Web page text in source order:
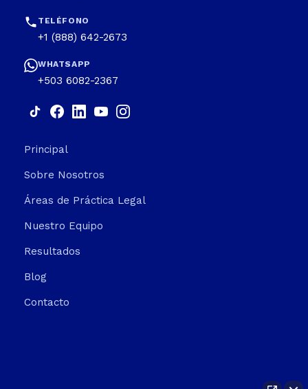
TELÉFONO
+1 (888) 642-2673
WHATSAPP
+503 6082-2367
Principal
Sobre Nosotros
Áreas de Práctica Legal
Nuestro Equipo
Resultados
Blog
Contacto